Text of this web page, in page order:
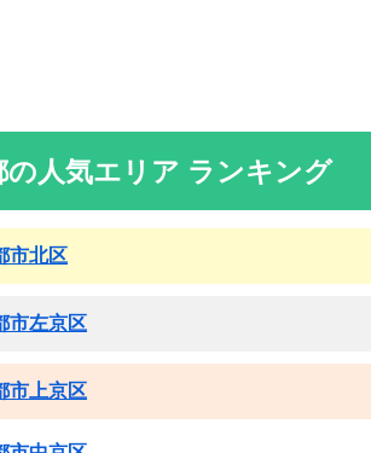
の人気エリア ランキング
市北区
市左京区
市上京区